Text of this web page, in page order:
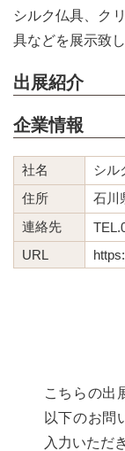
シルク仏具、ク
具などを展示致し
出展紹介
企業情報
社名
シル
住所
石川
連絡先
URL
こちらの出
以下のお問
入力いただ